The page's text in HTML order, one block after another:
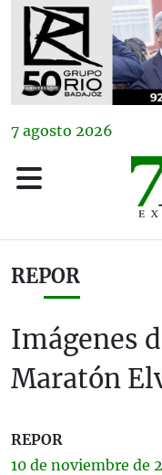
7 agosto 2026
REPOR
Imágenes
Maratón
REPOR
10 de noviembre de